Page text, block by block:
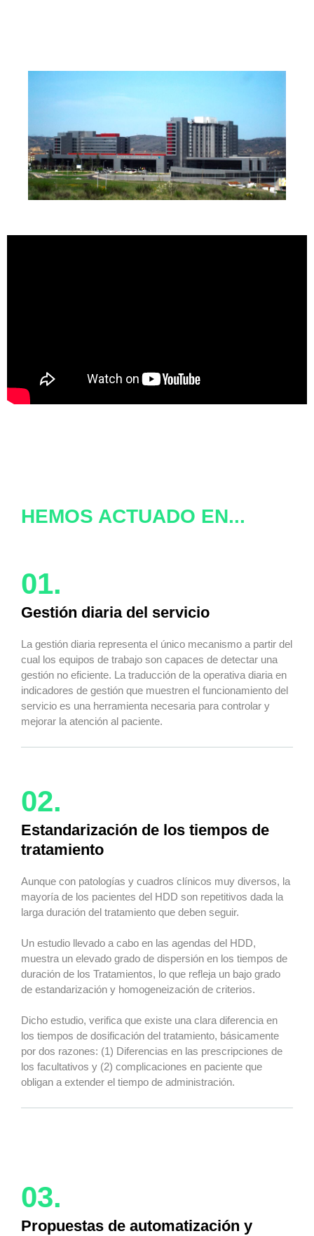
HEMOS ACTUADO EN...
01.
Gestión diaria del servicio
La gestión diaria representa el único mecanismo a partir del
cual los equipos de trabajo son capaces de detectar una
gestión no eficiente. La traducción de la operativa diaria en
indicadores de gestión que muestren el funcionamiento del
servicio es una herramienta necesaria para controlar y
mejorar la atención al paciente.
02.
Estandarización de los tiempos de
tratamiento
Aunque con patologías y cuadros clínicos muy diversos, la
mayoría de los pacientes del HDD son repetitivos dada la
larga duración del tratamiento que deben seguir.
Un estudio llevado a cabo en las agendas del HDD,
muestra un elevado grado de dispersión en los tiempos de
duración de los Tratamientos, lo que refleja un bajo grado
de estandarización y homogeneización de criterios.
Dicho estudio, verifica que existe una clara diferencia en
los tiempos de dosificación del tratamiento, básicamente
por dos razones: (1) Diferencias en las prescripciones de
los facultativos y (2) complicaciones en paciente que
obligan a extender el tiempo de administración.
03.
Propuestas de automatización y